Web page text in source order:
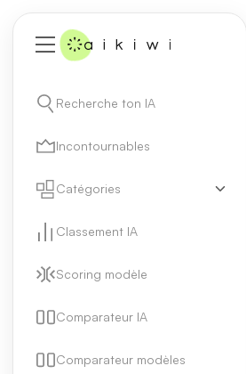
Recherche ton IA
Incontournables
Catégories
Classement IA
Scoring modèle
Comparateur IA
Comparateur modèles